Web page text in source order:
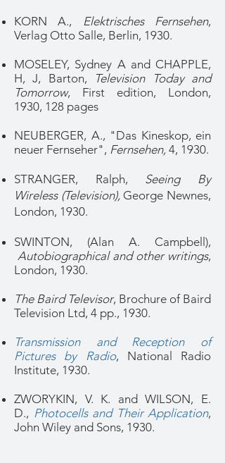
KORN A., Elektrisches Fernsehen,
Verlag Otto Salle, Berlin, 1930.
MOSELEY, Sydney A and CHAPPLE,
H, J, Barton,
Television Today and
Tomorrow, First edition, London,
1930, 128 pages
NEUBERGER, A., "Das Kineskop, ein
neuer Fernseher", Fernsehen, 4, 1930.
STRANGER, Ralph, Seeing By
Wireless (Television), George Newnes,
London, 1930.
SWINTON, (Alan A. Campbell),
Autobiographical and other writings,
London, 1930.
The Baird Televisor, Brochure of Baird
Television Ltd, 4 pp., 1930.
Transmission and Reception of
Pictures by Radio, National Radio
Institute, 1930.
ZWORYKIN, V. K. and WILSON, E.
D., Photocells and Their Application,
John Wiley and Sons, 1930.